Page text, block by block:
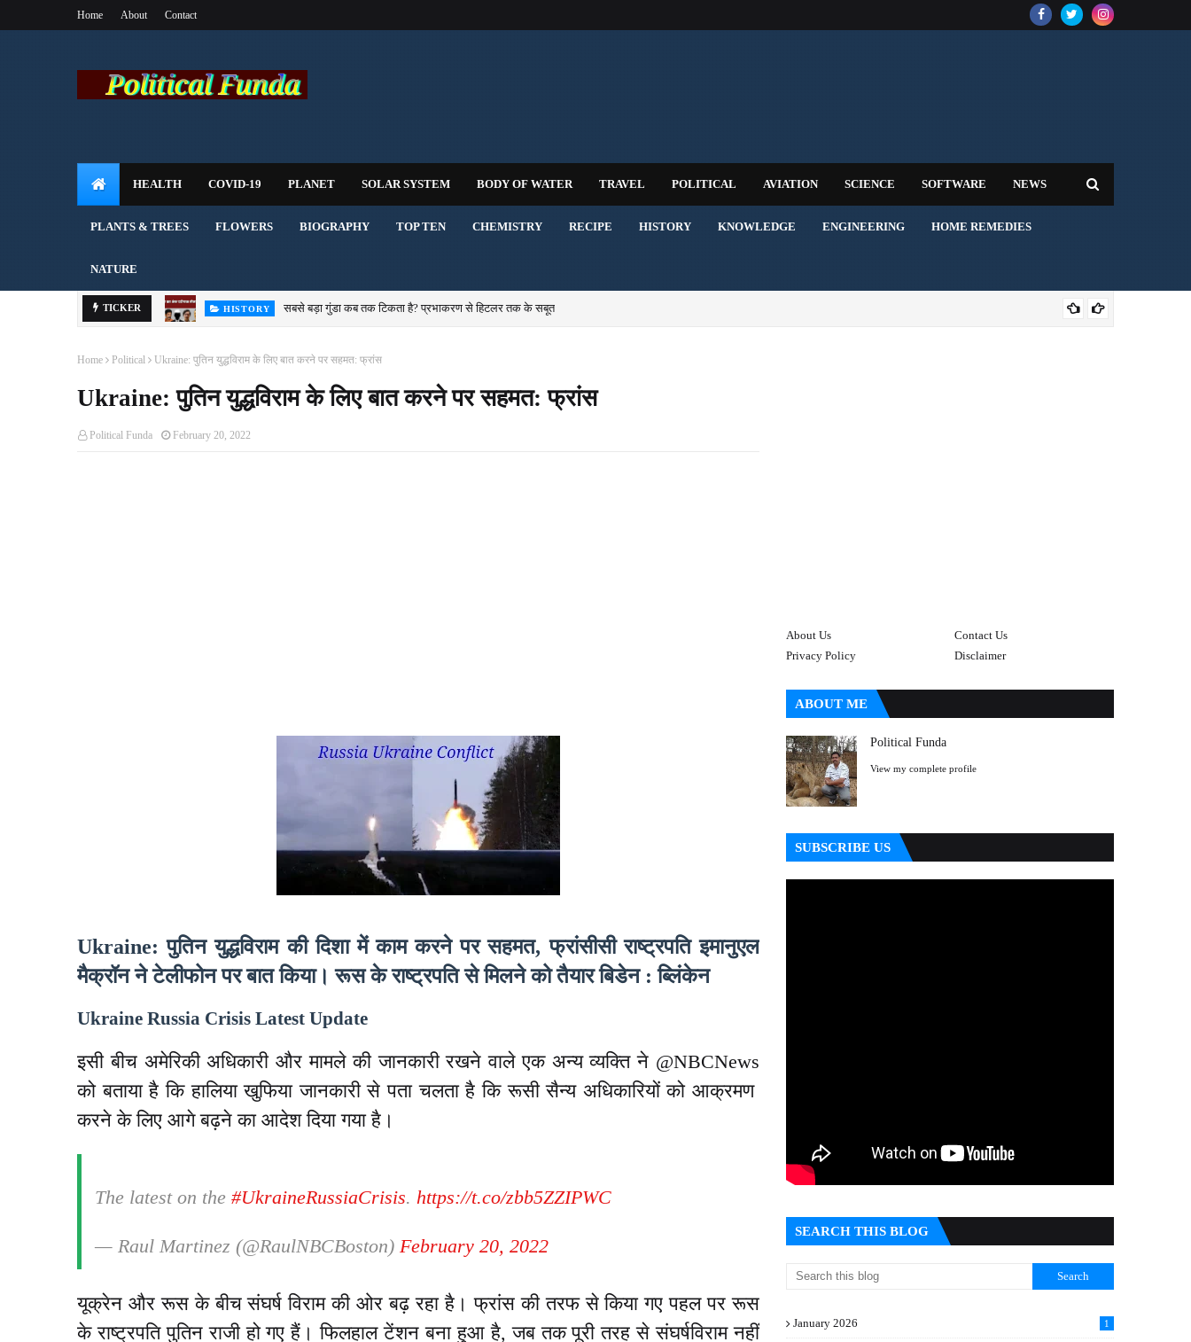
Home About Contact
HEALTH COVID-19 PLANET SOLAR SYSTEM BODY OF WATER TRAVEL POLITICAL AVIATION SCIENCE SOFTWARE NEWS
PLANTS & TREES FLOWERS BIOGRAPHY TOP TEN CHEMISTRY RECIPE HISTORY KNOWLEDGE ENGINEERING HOME REMEDIES
NATURE
TICKER HISTORY सबसे बड़ा गुंडा कब तक टिकता है? प्रभाकरण से हिटलर तक के सबूत
Home Political Ukraine: पुतिन युद्धविराम के लिए बात करने पर सहमत: फ्रांस
Ukraine: पुतिन युद्धविराम के लिए बात करने पर सहमत: फ्रांस
Political Funda February 20, 2022
Ukraine: पुतिन युद्धविराम की दिशा में काम करने पर सहमत, फ्रांसीसी राष्ट्रपति इमानुएल
मैक्रॉन ने टेलीफोन पर बात किया। रूस के राष्ट्रपति से मिलने को तैयार बिडेन : ब्लिंकेन
Ukraine Russia Crisis Latest Update
इसी बीच अमेरिकी अधिकारी और मामले की जानकारी रखने वाले एक अन्य व्यक्ति ने @NBCNews
को बताया है कि हालिया खुफिया जानकारी से पता चलता है कि रूसी सैन्य अधिकारियों को आक्रमण
करने के लिए आगे बढ़ने का आदेश दिया गया है।
The latest on the #UkraineRussiaCrisis. https://t.co/zbb5ZZIPWC
— Raul Martinez (@RaulNBCBoston) February 20, 2022
यूक्रेन और रूस के बीच संघर्ष विराम की ओर बढ़ रहा है। फ्रांस की तरफ से किया गए पहल पर रूस
के राष्ट्रपति पुतिन राजी हो गए हैं। फिलहाल टेंशन बना हुआ है, जब तक पूरी तरह से संघर्षविराम नहीं
About Us
Contact Us
Privacy Policy
Disclaimer
ABOUT ME
Political Funda
View my complete profile
SUBSCRIBE US
SEARCH THIS BLOG
January 2026 1